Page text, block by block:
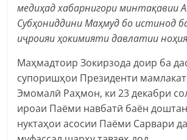
медиҳад хабарнигори минтақавии
Субҳониддини Маҳмуд бо истинод
иҷроияи ҳокимияти давлатии
Маҳмадтоир Зокирзода доир ба
супоришҳои Президенти
Эмомалӣ Раҳмон, ки 23 декабри
ироаи Паёми навбатӣ баён
нуктаҳои асосии Паёми Сарвари